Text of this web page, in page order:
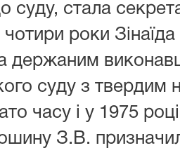
суду, стала
чотири роки
держаним
суду з твердим
часу і у 1975
З.В.